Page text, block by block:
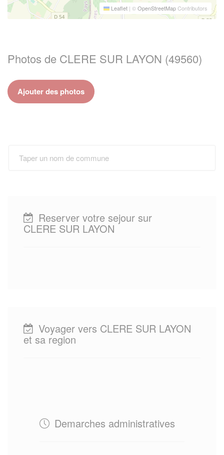
Leaflet | ©OpenStreetMapContributors
Photos de CLERE SUR LAYON (49560)
Ajouter des photos
Reserver votre sejour sur
CLERE SUR LAYON
Voyager vers CLERE SUR LAYON
et sa region
Demarches administratives